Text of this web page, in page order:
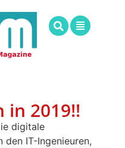
2019!!
digitale
IT-Ingenieuren,